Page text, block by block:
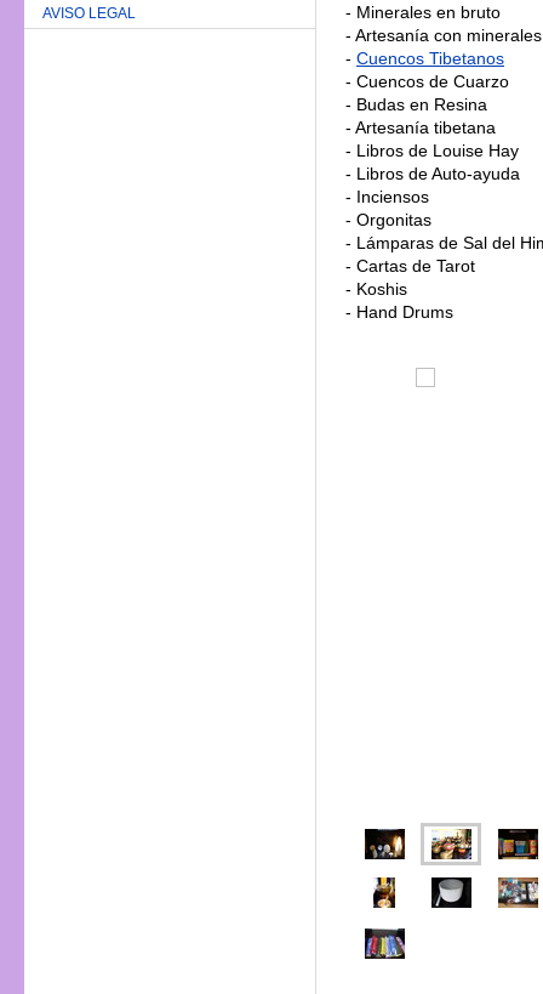
AVISO LEGAL
- Minerales en bruto
- Artesanía con
- Cuencos Tibetanos
- Cuencos de Cuarzo
- Budas en Resina
- Artesanía tibetana
- Libros de Louise Hay
- Libros de Auto-ayuda
- Inciensos
- Orgonitas
- Lámparas de Sal del
- Cartas de Tarot
- Koshis
- Hand Drums